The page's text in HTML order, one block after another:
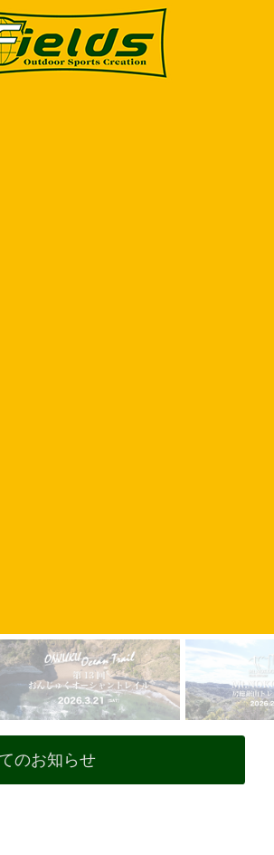
のお知らせ